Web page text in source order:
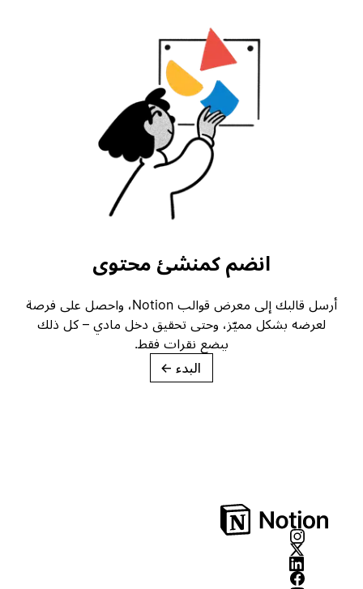
انضم كمنشئ محتوى
أرسل قالبك إلى معرض قوالب Notion، واحصل على فرصة
لعرضه بشكل مميّز، وحتى تحقيق دخل مادي – كل ذلك
ببضع نقرات فقط.
→